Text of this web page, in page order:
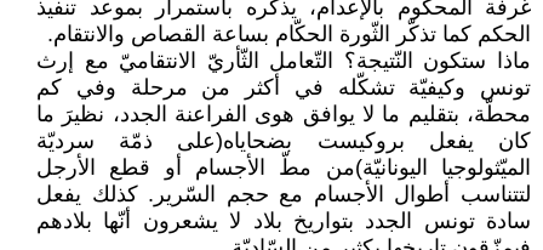
غرفة المحكوم بالإعدام، يذكّره باستمرار بموعد تنفيذ
الحكم كما تذكّر الثّورة الحكّام بساعة القصاص والانتقام.
ماذا ستكون النّتيجة؟ التّعامل الثّأريّ الانتقاميّ مع إرث
تونس وكيفيّة تشكّله في أكثر من مرحلة وفي كم
محطّة، بتقليم ما لا يوافق هوى الفراعنة الجدد، نظيرَ ما
كان يفعل بروكيست بضحاياه(على ذمّة سرديّة
الميّثولوجيا اليونانيّة)من مطّ الأجسام أو قطع الأرجل
لتتناسب أطوال الأجسام مع حجم السّرير. كذلك يفعل
سادة تونس الجدد بتواريخ بلاد لا يشعرون أنّها بلادهم